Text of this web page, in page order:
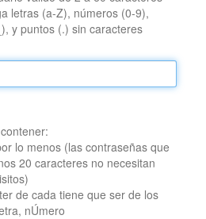
letras (a-Z), números (0-9),
y puntos (.) sin caracteres
lo menos (las contraseñas que
20 caracteres no necesitan
de cada tiene que ser de los
nÚmero